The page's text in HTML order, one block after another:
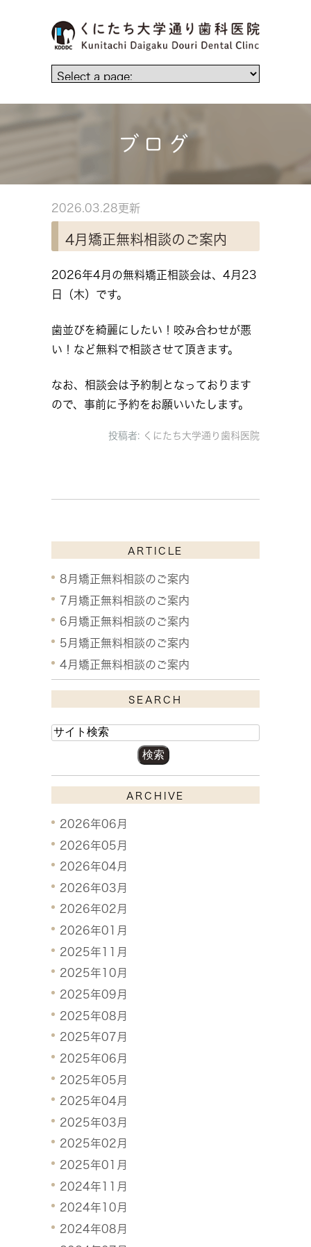
ブログ
2026.03.28更新
4月矯正無料相談のご案内
2026年4月の無料矯正相談会は、4月23
日（木）です。
歯並びを綺麗にしたい！咬み合わせが悪
い！など無料で相談させて頂きます。
なお、相談会は予約制となっております
ので、事前に予約をお願いいたします。
投稿者: くにたち大学通り歯科医院
ARTICLE
8月矯正無料相談のご案内
7月矯正無料相談のご案内
6月矯正無料相談のご案内
5月矯正無料相談のご案内
4月矯正無料相談のご案内
SEARCH
ARCHIVE
2026年06月
2026年05月
2026年04月
2026年03月
2026年02月
2026年01月
2025年11月
2025年10月
2025年09月
2025年08月
2025年07月
2025年06月
2025年05月
2025年04月
2025年03月
2025年02月
2025年01月
2024年11月
2024年10月
2024年08月